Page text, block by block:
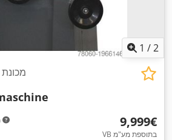
1 /2
‏9,999 ‏€
VB בתוספת מע"מ